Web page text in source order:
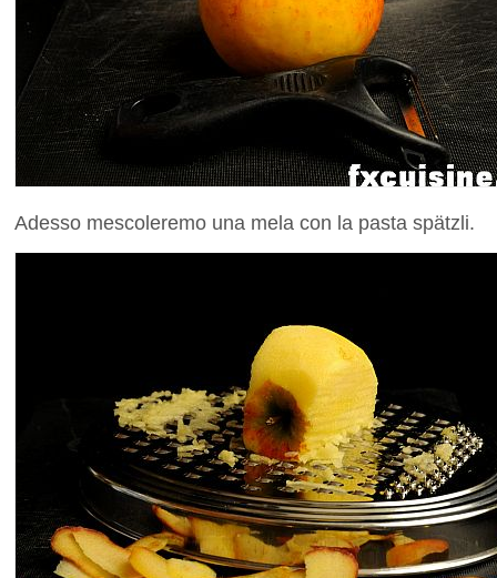
Adesso mescoleremo una mela con la pasta spätzli.